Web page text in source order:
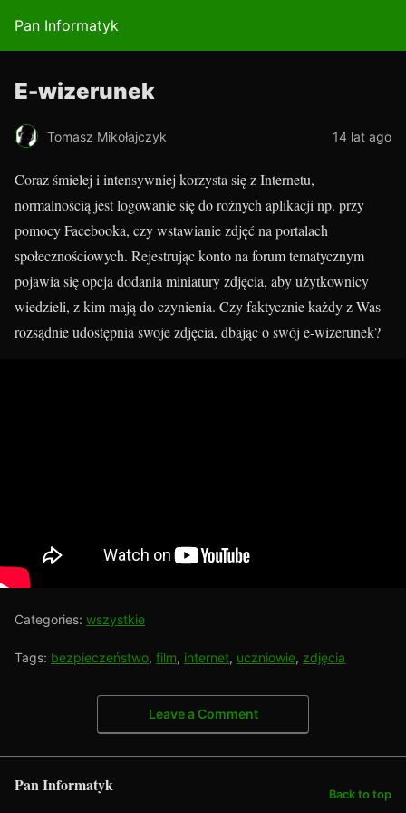
Pan Informatyk
E-wizerunek
Tomasz Mikołajczyk 14 lat ago
Coraz śmielej i intensywniej korzysta się z Internetu,
normalnością jest logowanie się do rożnych aplikacji np. przy
pomocy Facebooka, czy wstawianie zdjęć na portalach
społecznościowych. Rejestrując konto na forum tematycznym
pojawia się opcja dodania miniatury zdjęcia, aby użytkownicy
wiedzieli, z kim mają do czynienia. Czy faktycznie każdy z Was
rozsądnie udostępnia swoje zdjęcia, dbając o swój e-wizerunek?
Categories: wszystkie
Tags: bezpieczeństwo, film, internet, uczniowie, zdjęcia
Leave a Comment
Pan Informatyk Back to top